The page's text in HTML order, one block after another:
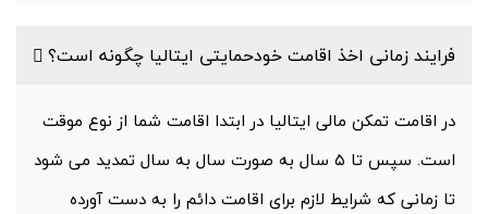
فرایند زمانی اخذ اقامت خودحمایتی ایتالیا چگونه است؟
در اقامت تمکن مالی ایتالیا در ابتدا اقامت شما از نوع موقت
است. سپس تا ۵ سال به صورت سال به سال تمدید می شود
تا زمانی که شرایط لازم برای اقامت دائم را به دست آورده